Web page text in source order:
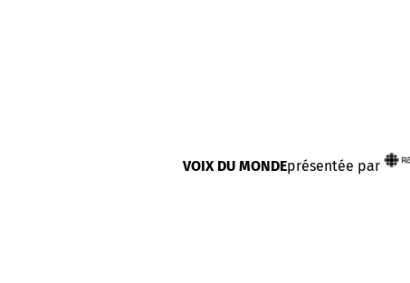
VOIX DU MONDEprésentée par